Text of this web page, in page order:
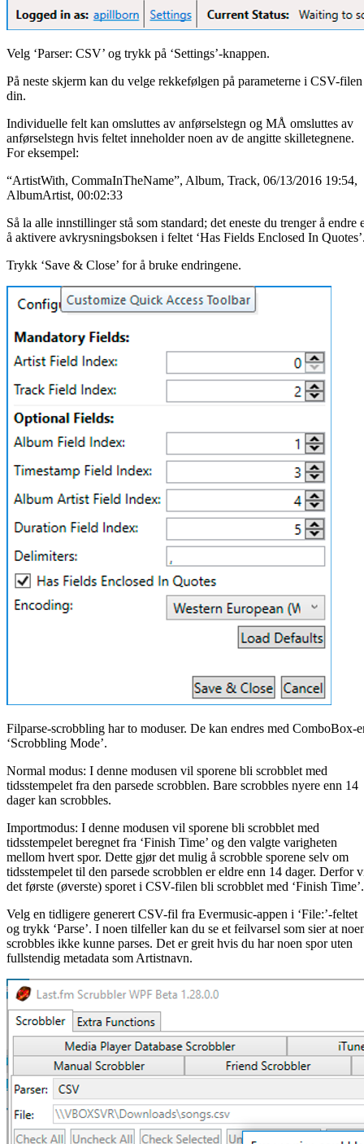
Velg ‘Parser: CSV’ og trykk på ‘Settings’-knappen.
På neste skjerm kan du velge rekkefølgen på parameterne i CSV-filen
din.
Individuelle felt kan omsluttes av anførselstegn og MÅ omsluttes av
anførselstegn hvis feltet inneholder noen av de angitte skilletegnene.
For eksempel:
“ArtistWith, CommaInTheName”, Album, Track, 06/13/2016 19:54,
AlbumArtist, 00:02:33
Så la alle innstillinger stå som standard; det eneste du trenger å endre
å aktivere avkrysningsboksen i feltet ‘Has Fields Enclosed In
Trykk ‘Save & Close’ for å bruke endringene.
Filparse-scrobbling har to moduser. De kan endres med ComboBox-
‘Scrobbling Mode’.
Normal modus: I denne modusen vil sporene bli scrobblet med
tidsstempelet fra den parsede scrobblen. Bare scrobbles nyere enn 14
dager kan scrobbles.
Importmodus: I denne modusen vil sporene bli scrobblet med
tidsstempelet beregnet fra ‘Finish Time’ og den valgte varigheten
mellom hvert spor. Dette gjør det mulig å scrobble sporene selv om
tidsstempelet til den parsede scrobblen er eldre enn 14 dager. Derfor
det første (øverste) sporet i CSV-filen bli scrobblet med ‘Finish Time’.
Velg en tidligere generert CSV-fil fra Evermusic-appen i ‘File:’-feltet
og trykk ‘Parse’. I noen tilfeller kan du se et feilvarsel som sier at
scrobbles ikke kunne parses. Det er greit hvis du har noen spor uten
fullstendig metadata som Artistnavn.